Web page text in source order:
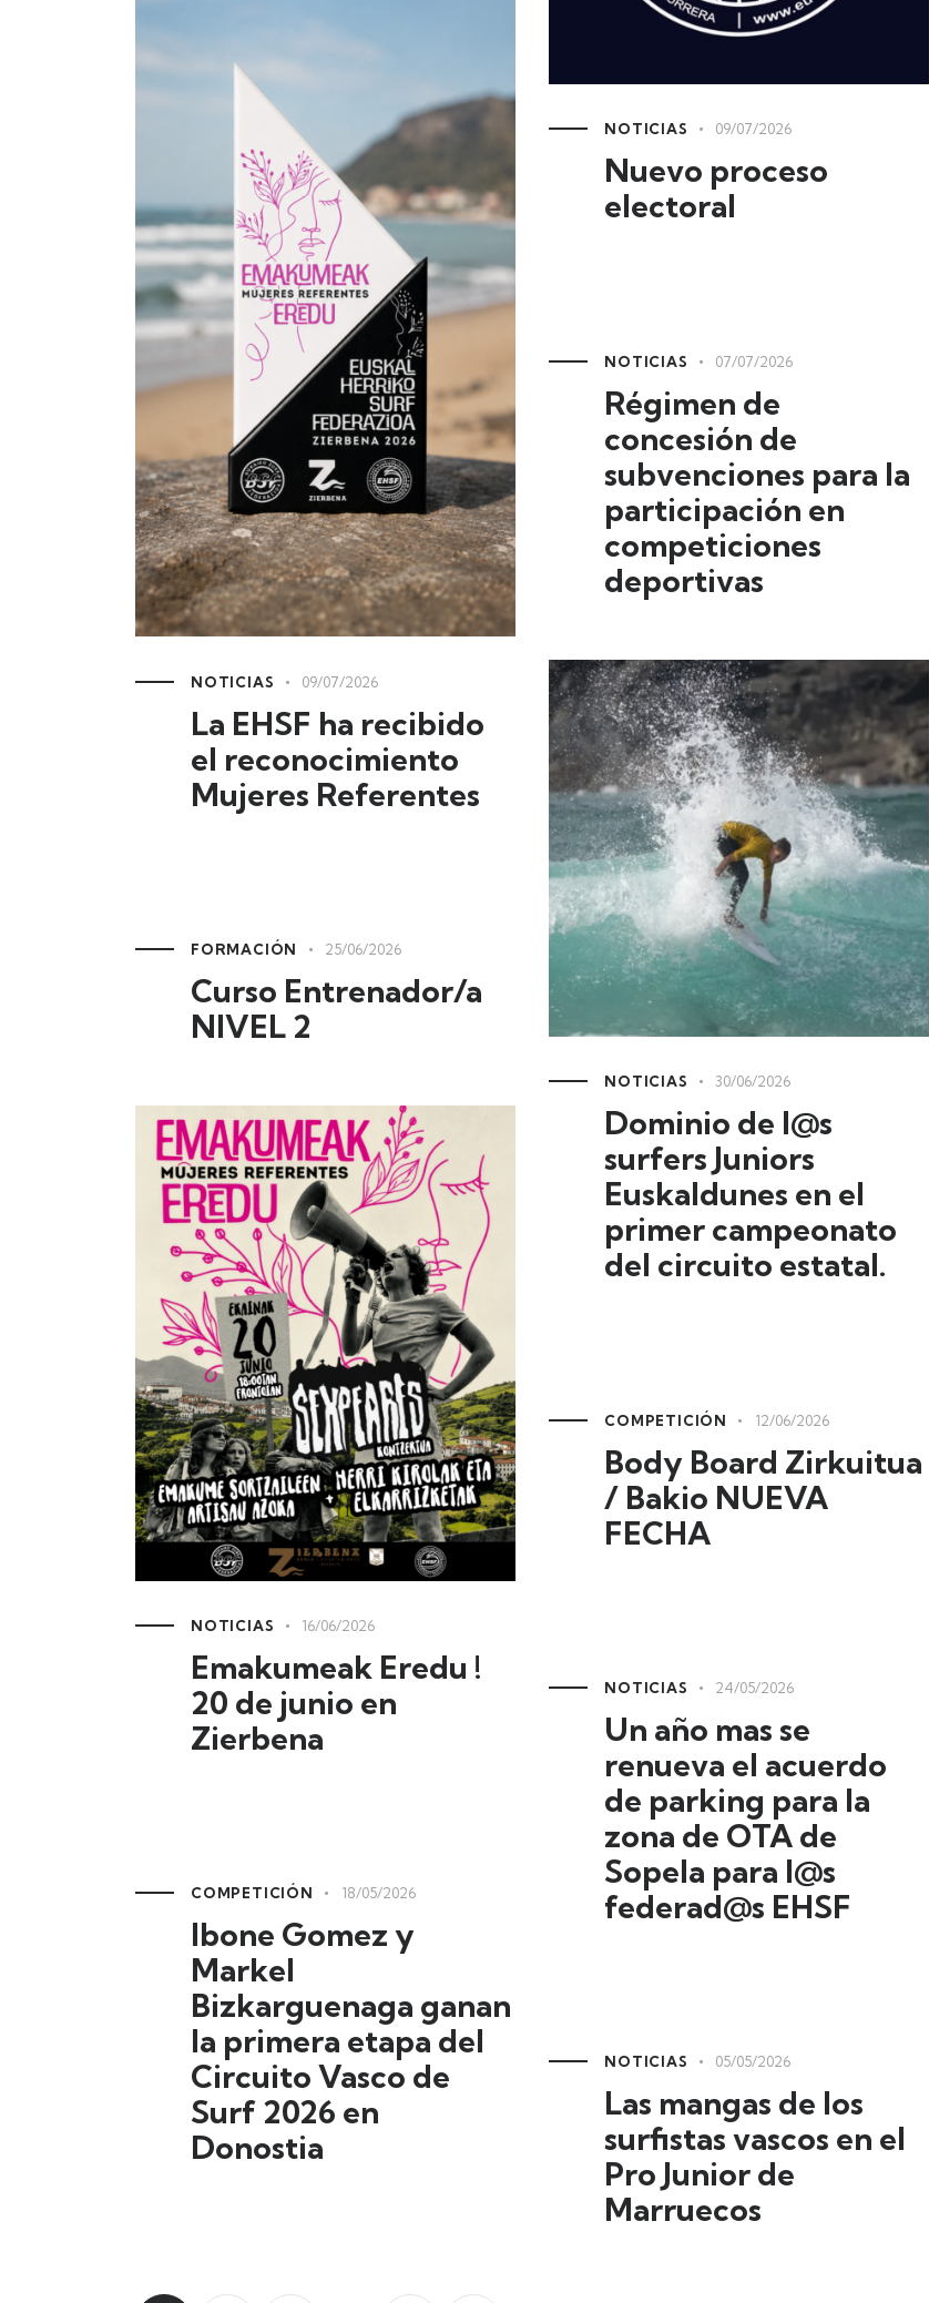
NOTICIAS 09/07/2026
Nuevo proceso
electoral
NOTICIAS 09/07/2026
La EHSF ha recibido
el reconocimiento
Mujeres Referentes
NOTICIAS 07/07/2026
Régimen de
concesión de
subvenciones para la
participación en
competiciones
deportivas
NOTICIAS 30/06/2026
Dominio de l@s
surfers Juniors
Euskaldunes en el
primer campeonato
del circuito estatal.
FORMACIÓN 25/06/2026
Curso Entrenador/a
NIVEL 2
NOTICIAS 16/06/2026
Emakumeak Eredu !
20 de junio en
Zierbena
COMPETICIÓN 12/06/2026
Body Board Zirkuitua
/ Bakio NUEVA
FECHA
NOTICIAS 24/05/2026
Un año mas se
renueva el acuerdo
de parking para la
zona de OTA de
Sopela para l@s
federad@s EHSF
COMPETICIÓN 18/05/2026
Ibone Gomez y
Markel
Bizkarguenaga ganan
la primera etapa del
Circuito Vasco de
Surf 2026 en
Donostia
NOTICIAS 05/05/2026
Las mangas de los
surfistas vascos en el
Pro Junior de
Marruecos